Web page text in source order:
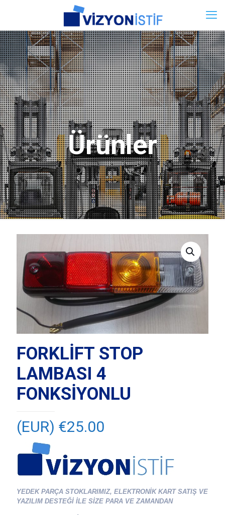
Ürünler
FORKLİFT STOP
LAMBASI 4
FONKSİYONLU
(EUR) €25.00
YEDEK PARÇA STOKLARIMIZ, ELEKTRONİK KART SATIŞ VE
YAZILIM DESTEĞİ İLE SİZE PARA VE ZAMANDAN